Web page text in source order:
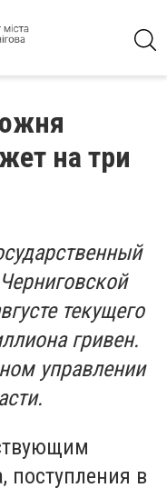
на три
текущего
гривен.
управлении
поступления в